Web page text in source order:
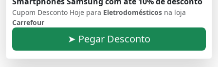
Cupom Desconto Hoje para Eletrodomésticos na loja
Carrefour
➤ Pegar Desconto